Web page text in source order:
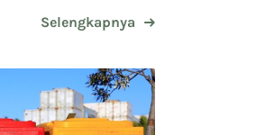
Selengkapnya